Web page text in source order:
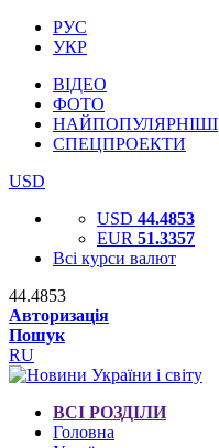
РУС
УКР
ВІДЕО
ФОТО
НАЙПОПУЛЯРНІШІ
СПЕЦПРОЕКТИ
USD
USD 44.4853
EUR 51.3357
Всі курси валют
44.4853
Авторизація
Пошук
RU
ВСІ РОЗДІЛИ
Головна